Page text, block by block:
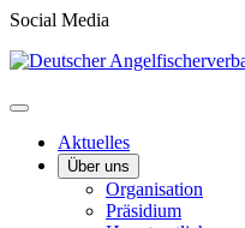
Social Media
Aktuelles
Über uns
Organisation
Präsidium